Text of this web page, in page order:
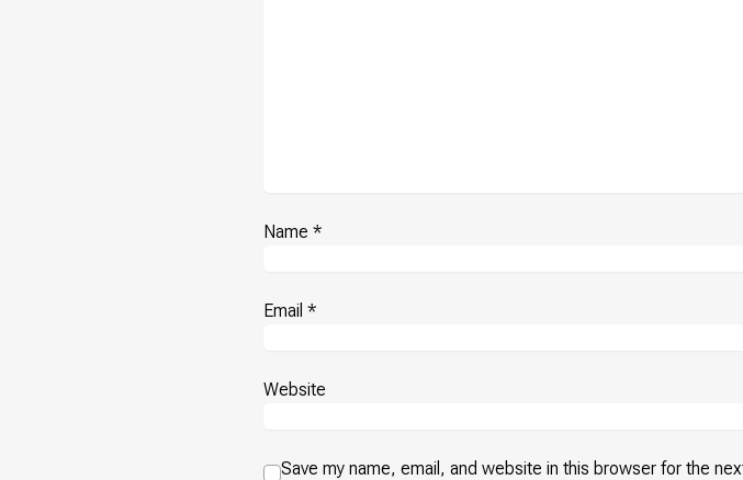
Name *
Email *
Website
Save my name, email, and website in this browser for the